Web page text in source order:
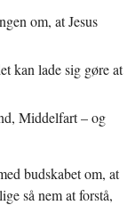
om, at Jesus
kan lade sig gøre at
Middelfart – og
budskabet om, at
så nem at forstå,